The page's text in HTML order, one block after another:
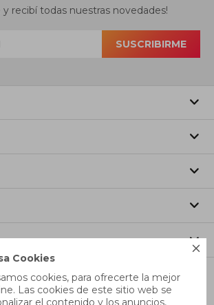

Cookies
cookies, para ofrecerte la mejor
Las cookies de este sitio web se
el contenido y los anuncios,
y recibí todas nuestras novedades!
SUSCRIBIRME